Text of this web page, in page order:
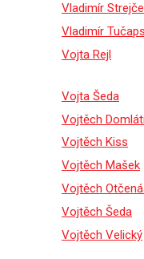
Vladimír
Vladimír
Vojta Rejl
Vojta Šeda
Vojtěch
Vojtěch Kiss
Vojtěch Mašek
Vojtěch
Vojtěch Šeda
Vojtěch Velický